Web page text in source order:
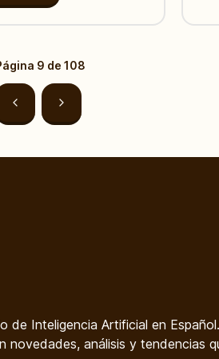
9 de 108
de Inteligencia Artificial en Español.
novedades, análisis y tendencias